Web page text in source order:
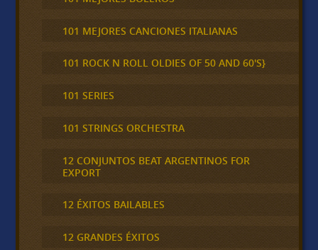
101 MEJORES CANCIONES ITALIANAS
101 ROCK N ROLL OLDIES OF 50 AND 60'S}
101 SERIES
101 STRINGS ORCHESTRA
12 CONJUNTOS BEAT ARGENTINOS FOR
EXPORT
12 ÉXITOS BAILABLES
12 GRANDES ÉXITOS